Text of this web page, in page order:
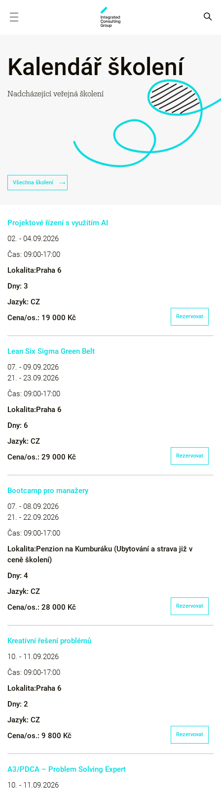
Kalendář školení
Nadcházející veřejná školení
Všechna školení
Projektové řízení s využitím AI
02. - 04.09.2026
Čas: 09:00-17:00
Lokalita:Praha 6
Dny: 3
Jazyk: CZ
Cena/os.: 19 000 Kč Rezervovat
Lean Six Sigma Green Belt
07. - 09.09.2026
21. - 23.09.2026
Čas: 09:00-17:00
Lokalita:Praha 6
Dny: 6
Jazyk: CZ
Cena/os.: 29 000 Kč Rezervovat
Bootcamp pro manažery
07. - 08.09.2026
21. - 22.09.2026
Čas: 09:00-17:00
Lokalita:Penzion na Kumburáku (Ubytování a strava již v
ceně školení)
Dny: 4
Jazyk: CZ
Cena/os.: 28 000 Kč Rezervovat
Kreativní řešení problémů
10. - 11.09.2026
Čas: 09:00-17:00
Lokalita:Praha 6
Dny: 2
Jazyk: CZ
Cena/os.: 9 800 Kč Rezervovat
A3/PDCA – Problem Solving Expert
10. - 11.09.2026